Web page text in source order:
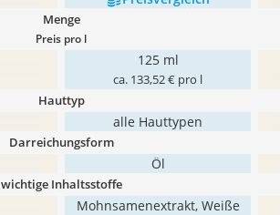
Menge
Preis pro l
125 ml
ca. 133,52 € pro l
Hauttyp
alle Hauttypen
Darreichungsform
Öl
wichtige Inhaltsstoffe
Mohnsamenextrakt, Weiße